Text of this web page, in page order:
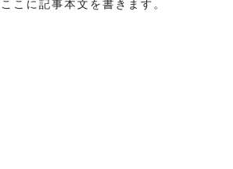
ここに記事本文を書きます。